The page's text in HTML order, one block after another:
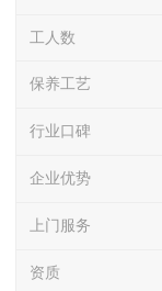
工人数
保养工艺
行业口碑
企业优势
上门服务
资质